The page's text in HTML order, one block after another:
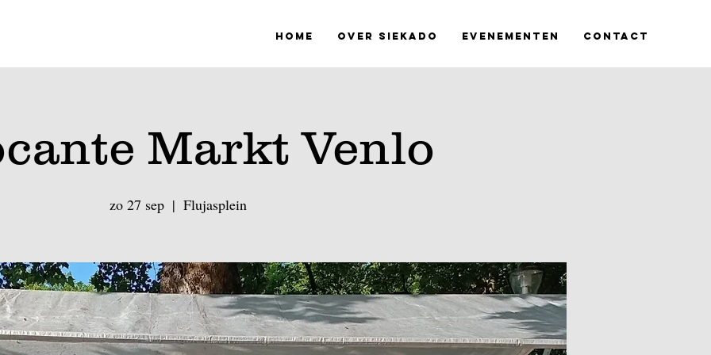
Home Over Siekado Evenementen Contact
Markt Venlo
zo 27 sep
  |
Flujasplein